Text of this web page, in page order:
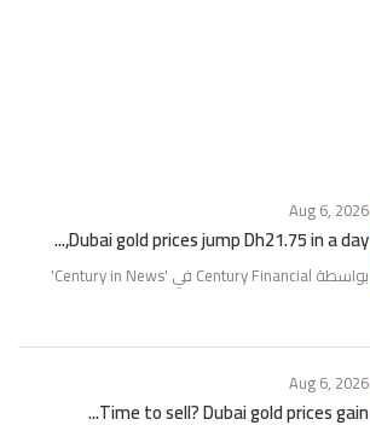
Aug 6, 2026
Dubai gold prices jump Dh21.75 in a day,...
بواسطة Century Financial في ' Century in News
'
Aug 6, 2026
Time to sell? Dubai gold prices gain...